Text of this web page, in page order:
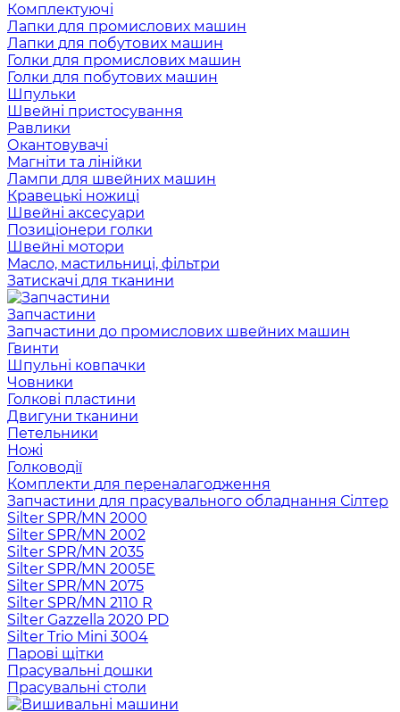
Комплектуючі
Лапки для промислових машин
Лапки для побутових машин
Голки для промислових машин
Голки для побутових машин
Шпульки
Швейні пристосування
Равлики
Окантовувачі
Магніти та лінійки
Лампи для швейних машин
Кравецькі ножиці
Швейні аксесуари
Позиціонери голки
Швейні мотори
Масло, мастильниці, фільтри
Затискачі для тканини
Запчастини
Запчастини до промислових швейних машин
Гвинти
Шпульні ковпачки
Човники
Голкові пластини
Двигуни тканини
Петельники
Ножі
Голководії
Комплекти для переналагодження
Запчастини для прасувального обладнання Сілтер
Silter SPR/MN 2000
Silter SPR/MN 2002
Silter SPR/MN 2035
Silter SPR/MN 2005E
Silter SPR/MN 2075
Silter SPR/MN 2110 R
Silter Gazzella 2020 PD
Silter Trio Mini 3004
Парові щітки
Прасувальні дошки
Прасувальні столи